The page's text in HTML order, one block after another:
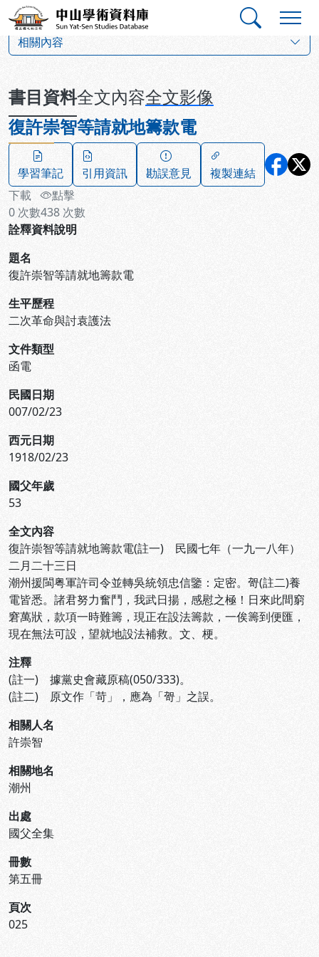
跳到主要內容
中山學術資料庫
相關內容
書目資料全文內容全文影像
復許崇智等請就地籌款電
學習筆記 引用資訊 勘誤意見
複製連結
下載
0 次數
點擊
438 次數
詮釋資料說明
題名
復許崇智等請就地籌款電
生平歷程
二次革命與討袁護法
文件類型
函電
民國日期
007/02/23
西元日期
1918/02/23
國父年歲
53
全文內容
復許崇智等請就地籌款電(註一) 民國七年（一九一八年）
二月二十三日
潮州援閩粤軍許司令並轉吳統領忠信鑒：定密。哿(註二)養
電皆悉。諸君努力奮鬥，我武日揚，感慰之極！日來此間窮
窘萬狀，款項一時難籌，現正在設法籌款，一俟籌到便匯，
現在無法可設，望就地設法補救。文、梗。
注釋
(註一) 據黨史會藏原稿(050/333)。
(註二) 原文作「苛」，應為「哿」之誤。
相關人名
許崇智
相關地名
潮州
出處
國父全集
冊數
第五冊
頁次
025